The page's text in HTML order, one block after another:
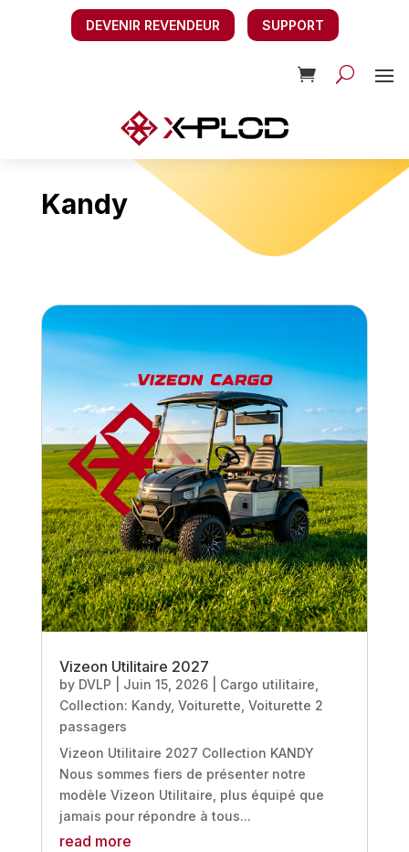
DEVENIR REVENDEUR SUPPORT
Kandy
Vizeon Utilitaire 2027
by DVLP Juin 15, 2026| Cargo utilitaire
Collection: Kandy, Voiturette Voiturette 2
passagers
Vizeon Utilitaire 2027 Collection KANDY
Nous sommes fiers de présenter notre
modèle Vizeon Utilitaire, plus équipé que
jamais pour répondre à tous...
read more